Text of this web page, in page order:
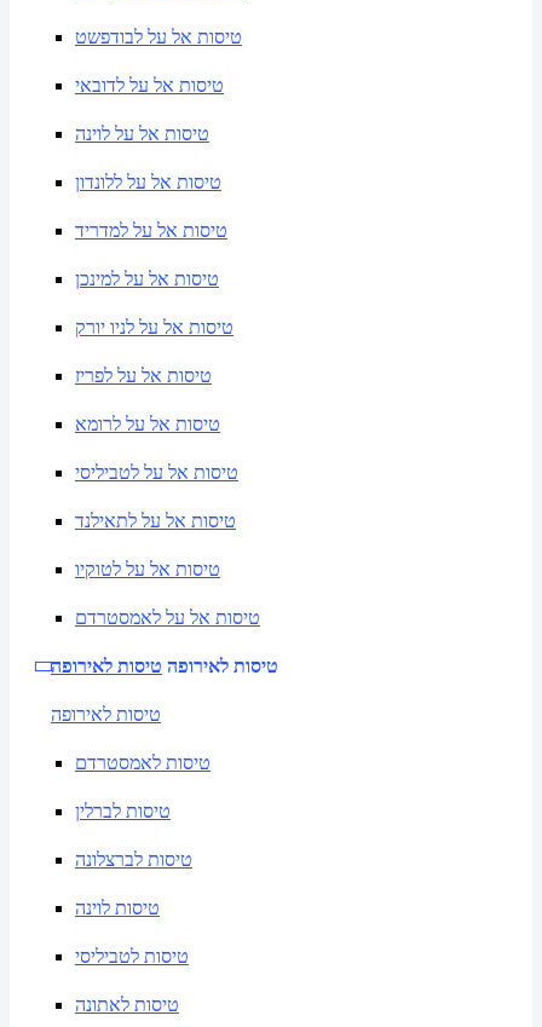
טיסות אל על לבודפשט
טיסות אל על לדובאי
טיסות אל על לוינה
טיסות אל על ללונדון
טיסות אל על למדריד
טיסות אל על למינכן
טיסות אל על לניו יורק
טיסות אל על לפריז
טיסות אל על לרומא
טיסות אל על לטביליסי
טיסות אל על לתאילנד
טיסות אל על לטוקיו
טיסות אל על לאמסטרדם
טיסות לאירופה טיסות לאירופה
טיסות לאירופה
טיסות לאמסטרדם
טיסות לברלין
טיסות לברצלונה
טיסות לוינה
טיסות לטביליסי
טיסות לאתונה